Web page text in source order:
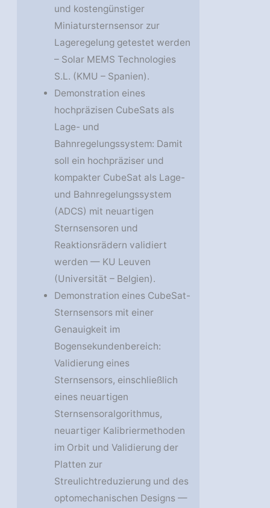
und kostengünstiger
Miniatursternsensor zur
Lageregelung getestet werden
– Solar MEMS Technologies
S.L. (KMU – Spanien).
Demonstration eines
hochpräzisen CubeSats als
Lage- und
Bahnregelungssystem: Damit
soll ein hochpräziser und
kompakter CubeSat als Lage-
und Bahnregelungssystem
(ADCS) mit neuartigen
Sternsensoren und
Reaktionsrädern validiert
werden — KU Leuven
(Universität – Belgien).
Demonstration eines CubeSat-
Sternsensors mit einer
Genauigkeit im
Bogensekundenbereich:
Validierung eines
Sternsensors, einschließlich
eines neuartigen
Sternsensoralgorithmus,
neuartiger Kalibriermethoden
im Orbit und Validierung der
Platten zur
Streulichtreduzierung und des
optomechanischen Designs —